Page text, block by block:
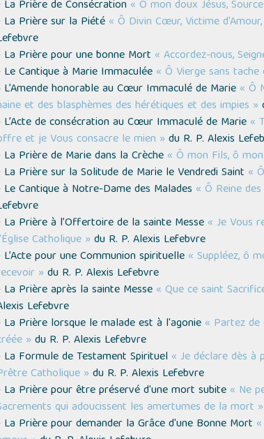
La Prière de Consécration « Ô mon doux Jésus,
La Prière sur la Piété « Ô Divin Cœur, Victime
La Prière pour une bonne Mort « Accordez-nous,
Le Cantique à Marie Immaculée « Ô Vierge sans
L’Amende honorable au Cœur Immaculé de Marie « Ô
et des blasphèmes des hérétiques et des impies »
L’Acte de consécration au Cœur Immaculé de Marie «
et je Vous consacre le mien » du R. P. Alexis
La Prière de Marie dans la Crèche « Ô mon Fils, ô
La Prière sur la Solitude de Marie le Vendredi Saint «
Le Cantique à Notre-Dame des Malades « Ô Reine
La Prière à l’Offertoire de la sainte Messe « Je Vous
Catholique » du R. P. Alexis Lefebvre
L’Acte pour une Communion spirituelle « Suppléez, ô
» du R. P. Alexis Lefebvre
La Prière après la sainte Messe « Que ce saint
Lefebvre
La Prière lorsque le malade est à l'agonie « Partez de
» du R. P. Alexis Lefebvre
La Formule de Testament Spirituel « Je déclare dès à
Catholique » du R. P. Alexis Lefebvre
La Prière pour être préservé d'une mort subite « Ne
qui adoucissent les amertumes de la mort »
La Prière pour demander la Grâce d'une Bonne Mort